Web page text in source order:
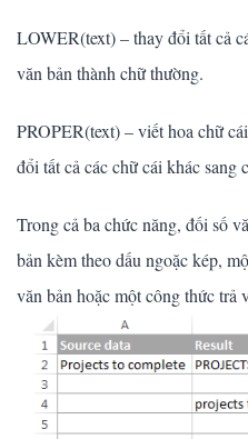
LOWER(text) – thay đổi tất cả
văn bản thành chữ thường.
PROPER(text) – viết hoa chữ
đổi tất cả các chữ cái khác sang
Trong cả ba chức năng, đối số
bản kèm theo dấu ngoặc kép,
văn bản hoặc một công thức trả